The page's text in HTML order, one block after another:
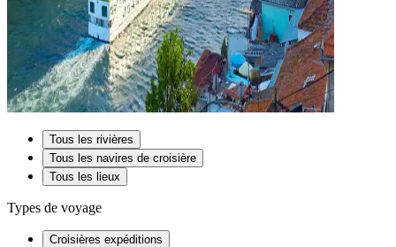
Tous les rivières
Tous les navires de croisière
Tous les lieux
Types de voyage
Croisières expéditions